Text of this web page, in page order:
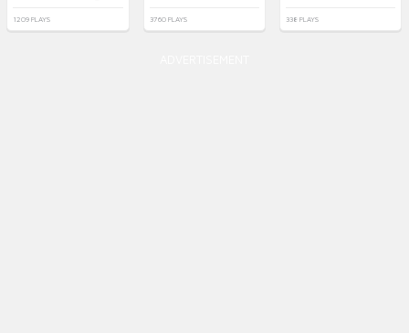
1209 PLAYS 3760 PLAYS 338 PLAYS